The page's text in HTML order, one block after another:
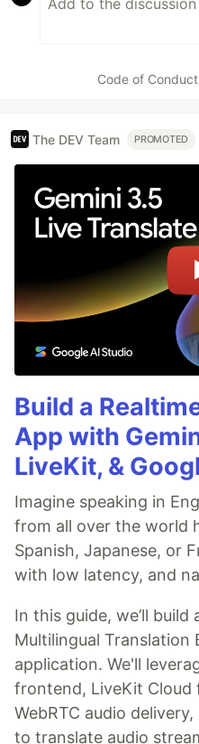
Code of Conduct
The DEV Team PROMOTED
Build a
App with
LiveKit, &
Imagine speaking in
from all over the world
Spanish, Japanese, or
with low latency, and
In this guide, we’ll
Multilingual Translation
application. We'll
frontend, LiveKit
WebRTC audio
to translate audio